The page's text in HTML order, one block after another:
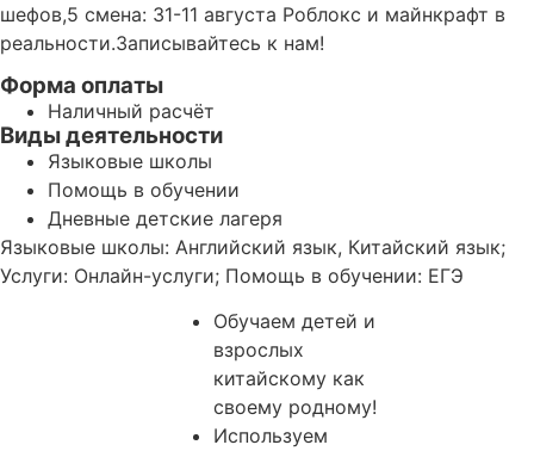
шефов,5 смена: 31-11 августа Роблокс и майнкрафт в
реальности.Записывайтесь к нам!
Форма оплаты
Наличный расчёт
Виды деятельности
Языковые школы
Помощь в обучении
Дневные детские лагеря
Языковые школы: Английский язык, Китайский язык;
Услуги: Онлайн-услуги; Помощь в обучении: ЕГЭ
Обучаем детей и
взрослых
китайскому как
своему родному!
Используем